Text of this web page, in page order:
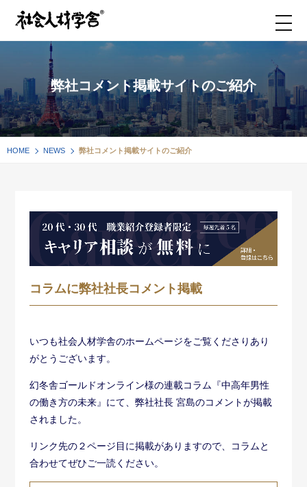
弊社コメント掲載サイトのご紹介
HOME NEWS 弊社コメント掲載サイトのご紹介
コラムに弊社社長コメント掲載
いつも社会人材学舎のホームページをご覧くださりあり
がとうございます。
幻冬舎ゴールドオンライン様の連載コラム『中高年男性
の働き方の未来』にて、弊社社長 宮島のコメントが掲載
されました。
リンク先の２ページ目に掲載がありますので、コラムと
合わせてぜひご一読ください。